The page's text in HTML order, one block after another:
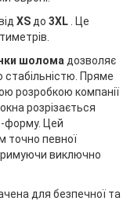
XS до 3XL . Це
шолома дозволяє
Пряме
розробкою компанії
розрізається
форму. Цей
точно певної
виключно
для безпечної та